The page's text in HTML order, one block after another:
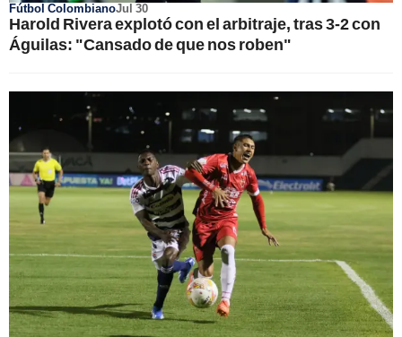
Fútbol ColombianoJul 30
Harold Rivera explotó con el arbitraje, tras 3-2 con
Águilas: "Cansado de que nos roben"